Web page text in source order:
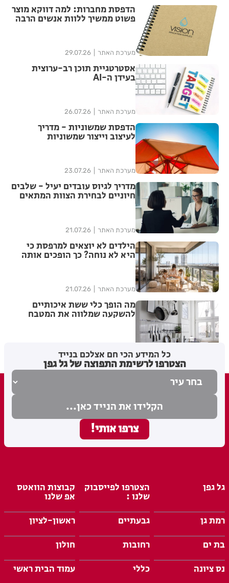
הדפסת מחברות: למה דווקא מוצר
פשוט ממשיך ללוות אנשים הרבה
מערכת האתר 29.07.26
אסטרטגיית תוכן רב-ערוצית
בעידן ה-AI
מערכת האתר 26.07.26
הדפסת שמשוניות - מדריך
לעיצוב וייצור שמשוניות
מערכת האתר 23.07.26
מדריך לגיוס עובדים יעיל - שלבים
חיוניים לבחירת הצוות המתאים
מערכת האתר 21.07.26
הילדים לא יוצאים למרפסת כי
היא לא נוחה? כך הופכים אותה
מערכת האתר 21.07.26
מה הופך כלי ששת איכותיים
להשקעה שמלווה את המטבח
כל המידע הכי חם אצלכם בנייד
הצטרפו לרשימת התפוצה של גל גפן
גל גפן הצטרפו לפייסבוק
שלנו :
קבוצות הוואטס
אפ שלנו
רמת גן
גבעתיים
ראשון-לציון
בת ים
רחובות
חולון
נס ציונה
כללי עמוד הבית ראשי